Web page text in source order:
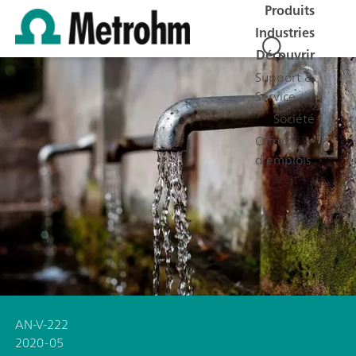
Produits
Industries
Découvrir
Support &
Service
Société
Offres
d'emplois
AN-V-222
2020-05